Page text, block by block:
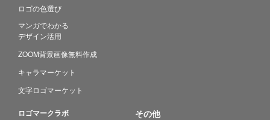
ロゴの色選び
マンガでわかる
デザイン活用
ZOOM背景画像無料作成
キャラマーケット
文字ロゴマーケット
ロゴマークラボ その他